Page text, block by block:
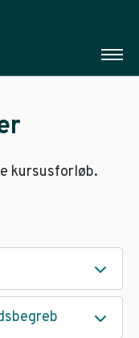
kursusforløb.